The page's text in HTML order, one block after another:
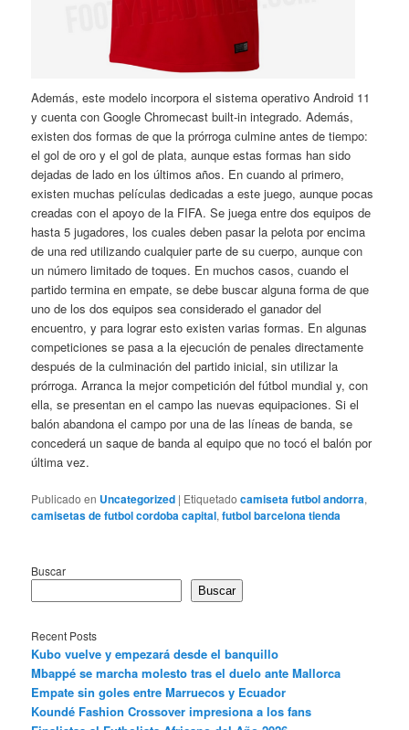
Además, este modelo incorpora el sistema operativo Android 11
y cuenta con Google Chromecast built-in integrado. Además,
existen dos formas de que la prórroga culmine antes de tiempo:
el gol de oro y el gol de plata, aunque estas formas han sido
dejadas de lado en los últimos años. En cuando al primero,
existen muchas películas dedicadas a este juego, aunque pocas
creadas con el apoyo de la FIFA. Se juega entre dos equipos de
hasta 5 jugadores, los cuales deben pasar la pelota por encima
de una red utilizando cualquier parte de su cuerpo, aunque con
un número limitado de toques. En muchos casos, cuando el
partido termina en empate, se debe buscar alguna forma de que
uno de los dos equipos sea considerado el ganador del
encuentro, y para lograr esto existen varias formas. En algunas
competiciones se pasa a la ejecución de penales directamente
después de la culminación del partido inicial, sin utilizar la
prórroga. Arranca la mejor competición del fútbol mundial y, con
ella, se presentan en el campo las nuevas equipaciones. Si el
balón abandona el campo por una de las líneas de banda, se
concederá un saque de banda al equipo que no tocó el balón por
última vez.
Publicado en Uncategorized | Etiquetado camiseta futbol andorra,
camisetas de futbol cordoba capital,futbol barcelona tienda
Buscar
Buscar
Recent Posts
Kubo vuelve y empezará desde el banquillo
Mbappé se marcha molesto tras el duelo ante Mallorca
Empate sin goles entre Marruecos y Ecuador
Koundé Fashion Crossover impresiona a los fans